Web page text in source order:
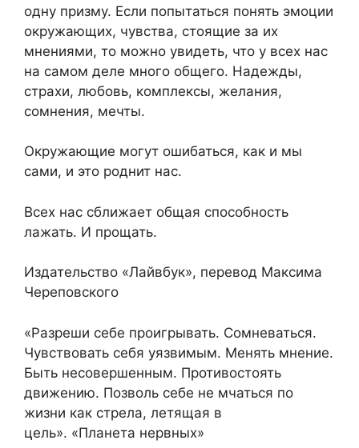
одну призму. Если попытаться понять эмоции
окружающих, чувства, стоящие за их
мнениями, то можно увидеть, что у всех нас
на самом деле много общего. Надежды,
страхи, любовь, комплексы, желания,
сомнения, мечты.
Окружающие могут ошибаться, как и мы
сами, и это роднит нас.
Всех нас сближает общая способность
лажать. И прощать.
Издательство «Лайвбук», перевод Максима
Череповского
«Разреши себе проигрывать. Сомневаться.
Чувствовать себя уязвимым. Менять мнение.
Быть несовершенным. Противостоять
движению. Позволь себе не мчаться по
жизни как стрела, летящая в
цель». «Планета нервных»